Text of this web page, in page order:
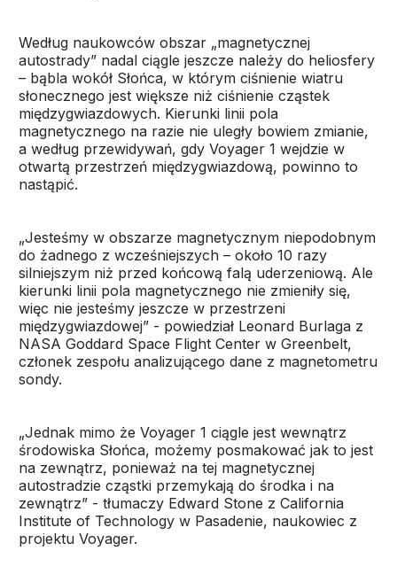
Według naukowców obszar „magnetycznej
autostrady” nadal ciągle jeszcze należy do heliosfery
– bąbla wokół Słońca, w którym ciśnienie wiatru
słonecznego jest większe niż ciśnienie cząstek
międzygwiazdowych. Kierunki linii pola
magnetycznego na razie nie uległy bowiem zmianie,
a według przewidywań, gdy Voyager 1 wejdzie w
otwartą przestrzeń międzygwiazdową, powinno to
nastąpić.
„Jesteśmy w obszarze magnetycznym niepodobnym
do żadnego z wcześniejszych – około 10 razy
silniejszym niż przed końcową falą uderzeniową. Ale
kierunki linii pola magnetycznego nie zmieniły się,
więc nie jesteśmy jeszcze w przestrzeni
międzygwiazdowej” - powiedział Leonard Burlaga z
NASA Goddard Space Flight Center w Greenbelt,
członek zespołu analizującego dane z magnetometru
sondy.
„Jednak mimo że Voyager 1 ciągle jest wewnątrz
środowiska Słońca, możemy posmakować jak to jest
na zewnątrz, ponieważ na tej magnetycznej
autostradzie cząstki przemykają do środka i na
zewnątrz” - tłumaczy Edward Stone z California
Institute of Technology w Pasadenie, naukowiec z
projektu Voyager.